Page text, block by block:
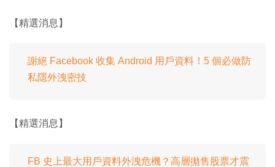
【精選消息】
謝絕 Facebook 收集 Android 用戶資料！5 個必做防
私隱外洩密技
【精選消息】
FB 史上最大用戶資料外洩危機？高層拋售股票才震